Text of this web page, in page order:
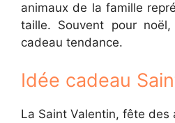
animaux de la famille
taille. Souvent pour noël,
cadeau tendance.
Idée cadeau
La Saint Valentin, fête des